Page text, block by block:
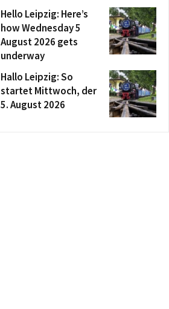
Hello Leipzig: Here’s
how Wednesday 5
August 2026 gets
underway
Hallo Leipzig: So
startet Mittwoch, der
5. August 2026